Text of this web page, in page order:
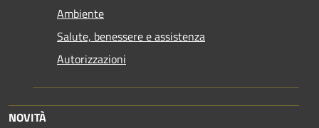
Ambiente
Salute, benessere e assistenza
Autorizzazioni
NOVITÀ